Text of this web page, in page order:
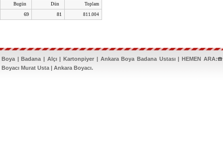
Bugün Dün Toplam
69 81 811.004
Boya | Badana | Alçı | Kartonpiyer | Ankara Boya Badana Ustası | HEMEN
Boyacı Murat Usta | Ankara Boyacı.